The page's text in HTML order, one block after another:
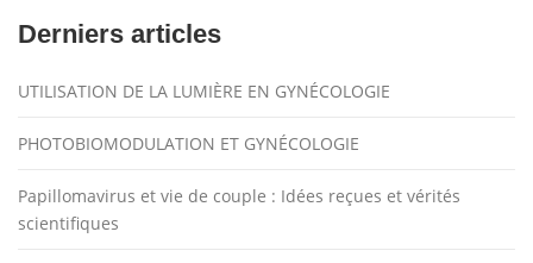
Derniers articles
UTILISATION DE LA LUMIÈRE EN GYNÉCOLOGIE
PHOTOBIOMODULATION ET GYNÉCOLOGIE
Papillomavirus et vie de couple : Idées reçues et vérités
scientifiques